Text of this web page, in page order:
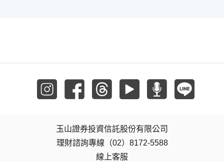
玉山證券投資信託股份有限公司
理財諮詢專線（02）8172-5588
線上客服